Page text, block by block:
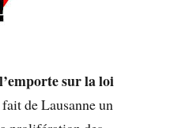
sur la loi
de Lausanne un